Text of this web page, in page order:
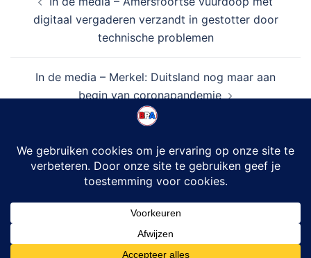
navigatie
digitaal vergaderen verzandt in gestotter door
technische problemen
In de media – Merkel: Duitsland nog maar aan
begin van coronapandemie
© 2026 Burger Partij Amersfoort.